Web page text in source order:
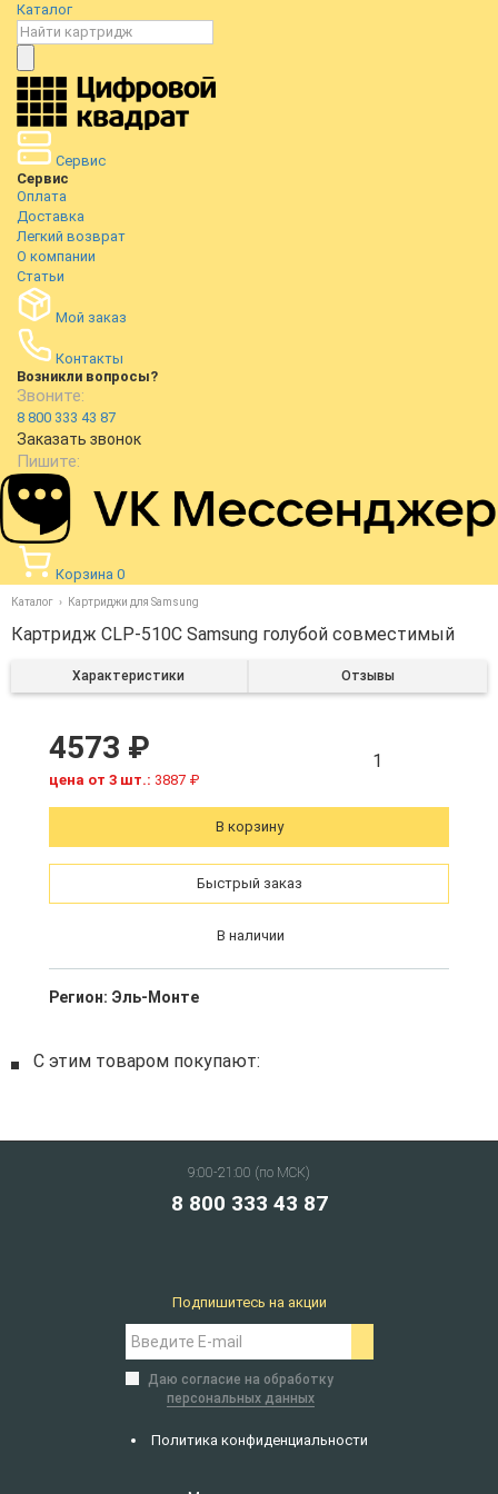
Каталог
Сервис
Сервис
Оплата
Доставка
Легкий возврат
О компании
Статьи
Мой заказ
Контакты
Возникли вопросы?
Звоните:
8 800 333 43 87
Заказать звонок
Пишите:
Корзина 0
Каталог Картриджи для Samsung
Картридж CLP-510C Samsung голубой совместимый
Характеристики Отзывы
4573 ₽
цена от 3 шт.: 3887 ₽
1
В корзину
Быстрый заказ
В наличии
Регион: Эль-Монте
С этим товаром покупают:
9:00-21:00 (по МСК)
8 800 333 43 87
Политика конфиденциальности
Подпишитесь на акции
Даю согласие на обработку
персональных данных